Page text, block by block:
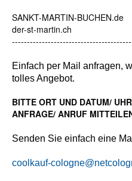
SANKT-MARTIN-BUCHEN.de
der-st-martin.ch
Einfach per Mail anfragen,
tolles Angebot.
BITTE ORT UND DATUM/
ANFRAGE/ ANRUF
Senden Sie einfach eine
coolkauf-